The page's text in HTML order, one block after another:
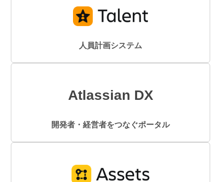
人員計画システム
Atlassian DX
開発者・経営者をつなぐポータル